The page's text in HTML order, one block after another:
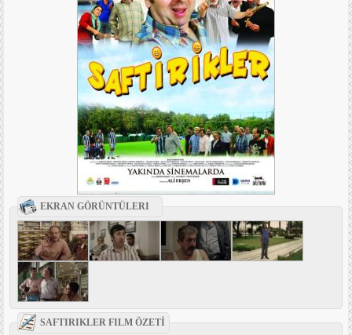
EKRAN GÖRÜNTÜLERI
SAFTIRIKLER FILM ÖZETİ